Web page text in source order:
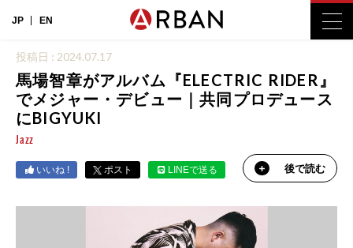
JP EN
投稿日 : 2024.07.17
馬場智章がアルバム『ELECTRIC RIDER』
でメジャー・デビュー｜共同プロデュース
にBIGYUKI
Jazz
いいね ! ポスト LINEで送る 後で読む